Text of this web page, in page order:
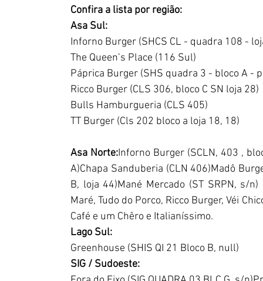
Confira a lista por região:
Asa Sul:
Inforno Burger (SHCS CL - quadra 108 -
The Queen’s Place (116 Sul)
Páprica Burger (SHS quadra 3 - bloco A -
Ricco Burger (CLS 306, bloco C SN loja 28)
Bulls Hamburgueria (CLS 405)
TT Burger (Cls 202 bloco a loja 18, 18)
Asa Norte:Inforno Burger (SCLN, 403 ,
A)Chapa Sanduberia (CLN 406)Madô
B, loja 44)Mané Mercado (ST SRPN, s/
Maré, Tudo do Porco, Ricco Burger, Véi
Café e um Chêro e Italianíssimo.
Lago Sul:
Greenhouse (SHIS QI 21 Bloco B, null)
SIG / Sudoeste: